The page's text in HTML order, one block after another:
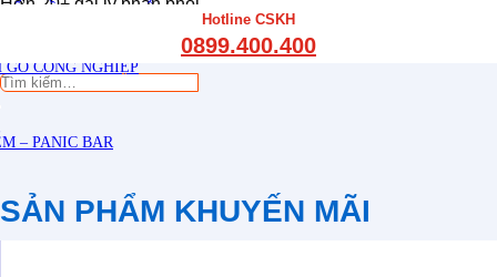
CẦU THANG GỖ
GỖ CÔNG NGHIỆP
– PANIC BAR
Hotline CSKH
0899.400.400
Tìm
Hơn 20+ đại lý phân phối
Sáng tạo, chất lượng & tin cậy
SẢN PHẨM KHUYẾN MÃI